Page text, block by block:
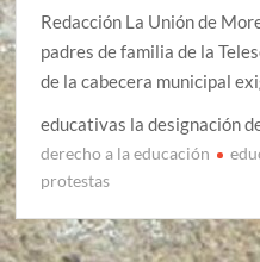
Redacción La Unión de
padres de familia de la
de la cabecera municipal
educativas la designación
derecho a la educación
protestas